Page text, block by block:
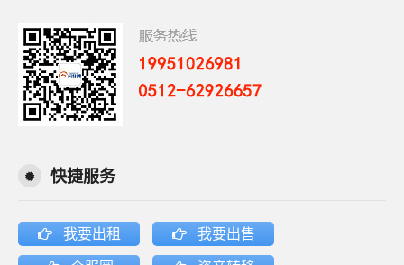
快捷服务
我要出租 我要出售